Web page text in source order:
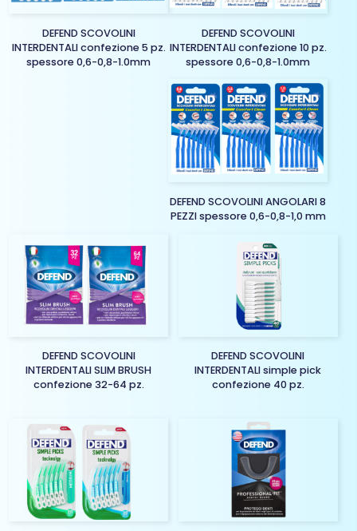
DEFEND SCOVOLINI
INTERDENTALI confezione 5 pz.
spessore 0,6-0,8-1.0mm
DEFEND SCOVOLINI
INTERDENTALI confezione 10 pz.
spessore 0,6-0,8-1.0mm
DEFEND SCOVOLINI ANGOLARI 8
PEZZI spessore 0,6-0,8-1,0 mm
DEFEND SCOVOLINI
INTERDENTALI SLIM BRUSH
confezione 32-64 pz.
DEFEND SCOVOLINI
INTERDENTALI simple pick
confezione 40 pz.